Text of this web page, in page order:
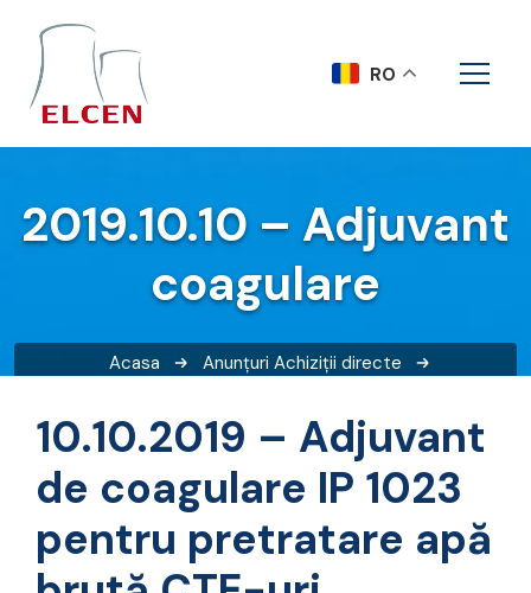
2019.10.10 – Adjuvant
coagulare
Acasa Anunțuri Achiziții directe
10.10.2019 – Adjuvant
de coagulare IP 1023
pentru pretratare apă
RO